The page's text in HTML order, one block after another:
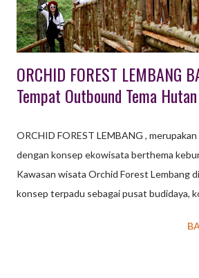
pagi, club premier, premier room plus 2
ORCHID FOREST LEMBANG
Tempat Outbound Tema Hutan
ORCHID FOREST LEMBANG ,
dengan konsep ekowisata berthema
Kawasan wisata Orchid Forest Lembang
konsep terpadu sebagai pusat budidaya,
Meskipun belum sepenuhnya selesai